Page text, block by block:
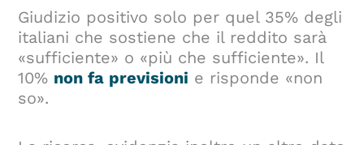
Giudizio positivo solo per quel 35% degli
italiani che sostiene che il reddito sarà
«sufficiente» o «più che sufficiente». Il
10% non fa previsioni e risponde «non
so».